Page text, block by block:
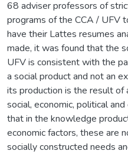
68 adviser professors of
programs of the CCA / UFV
have their Lattes resumes
made, it was found that the
UFV is consistent with the
a social product and not an
its production is the result
social, economic, political
that in the knowledge
economic factors, these are
socially constructed needs